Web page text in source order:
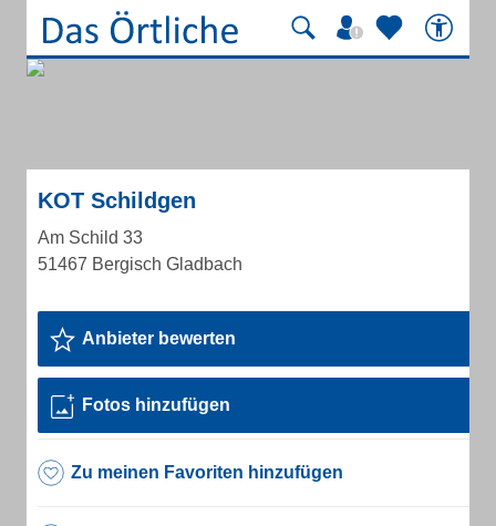
KOT Schildgen
Am Schild 33
51467 Bergisch Gladbach
Anbieter bewerten
Fotos hinzufügen
Zu meinen Favoriten hinzufügen